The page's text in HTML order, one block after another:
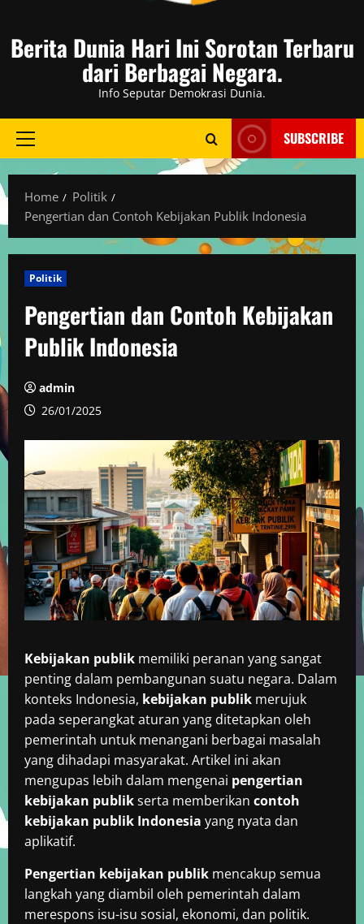
Berita Dunia Hari Ini Sorotan Terbaru
dari Berbagai Negara.
Info Seputar Demokrasi Dunia.
Primary
SUBSCRIBE
Home
Politik
Pengertian dan Contoh Kebijakan Publik Indonesia
Politik
Pengertian dan Contoh Kebijakan
Publik Indonesia
admin
26/01/2025
Kebijakan publik memiliki peranan yang sangat
penting dalam pembangunan suatu negara. Dalam
konteks Indonesia, kebijakan publik merujuk
pada seperangkat aturan yang ditetapkan oleh
pemerintah untuk menangani berbagai masalah
yang dihadapi masyarakat. Artikel ini akan
mengupas lebih dalam mengenai pengertian
kebijakan publikserta memberikan contoh
kebijakan publik Indonesia yang nyata dan
aplikatif.
Pengertian kebijakan publik mencakup semua
langkah yang diambil oleh pemerintah dalam
merespons isu-isu sosial, ekonomi, dan politik.